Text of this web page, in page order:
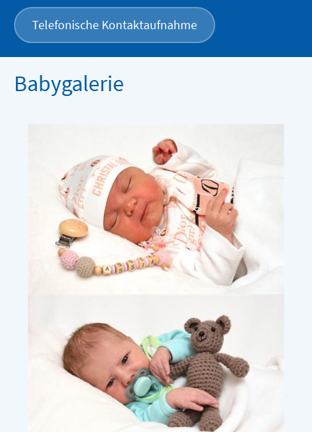
Telefonische Kontaktaufnahme
Babygalerie